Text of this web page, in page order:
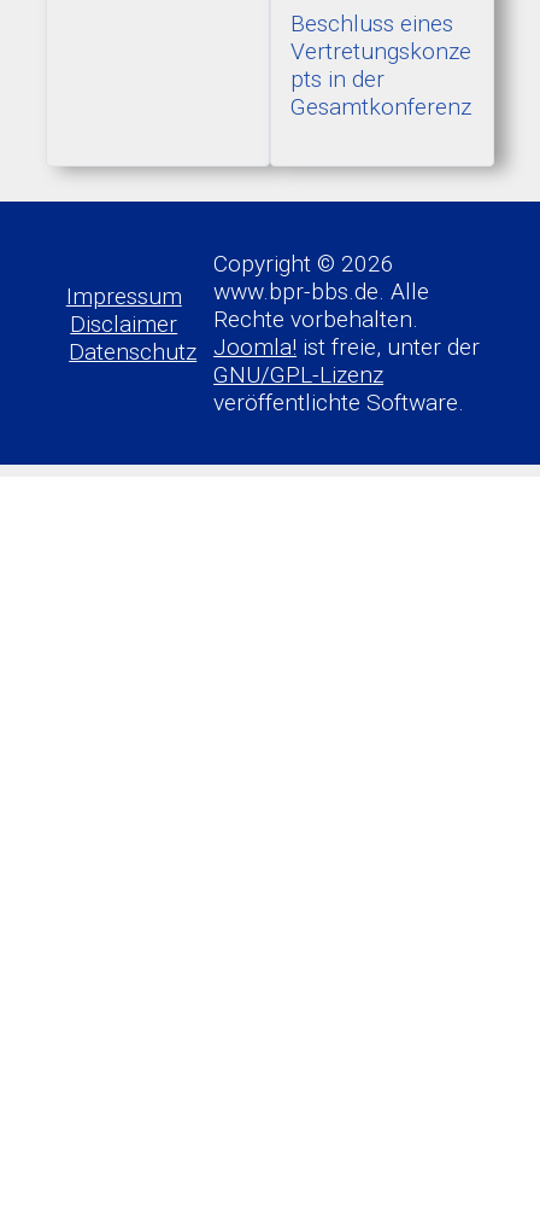
Beschluss eines
Vertretungskonze
pts in der
Gesamtkonferenz
Impressum
Disclaimer
Datenschutz
Copyright © 2026
www.bpr-bbs.de. Alle
Rechte vorbehalten.
Joomla! ist freie, unter der
GNU/GPL-Lizenz
veröffentlichte Software.